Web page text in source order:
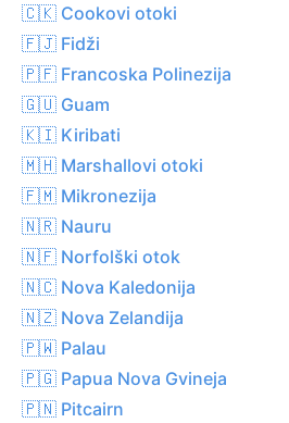
🇨🇰 Cookovi otoki
🇫🇯 Fidži
🇵🇫 Francoska Polinezija
🇬🇺 Guam
🇰🇮 Kiribati
🇲🇭 Marshallovi otoki
🇫🇲 Mikronezija
🇳🇷 Nauru
🇳🇫 Norfolški otok
🇳🇨 Nova Kaledonija
🇳🇿 Nova Zelandija
🇵🇼 Palau
🇵🇬 Papua Nova Gvineja
🇵🇳 Pitcairn